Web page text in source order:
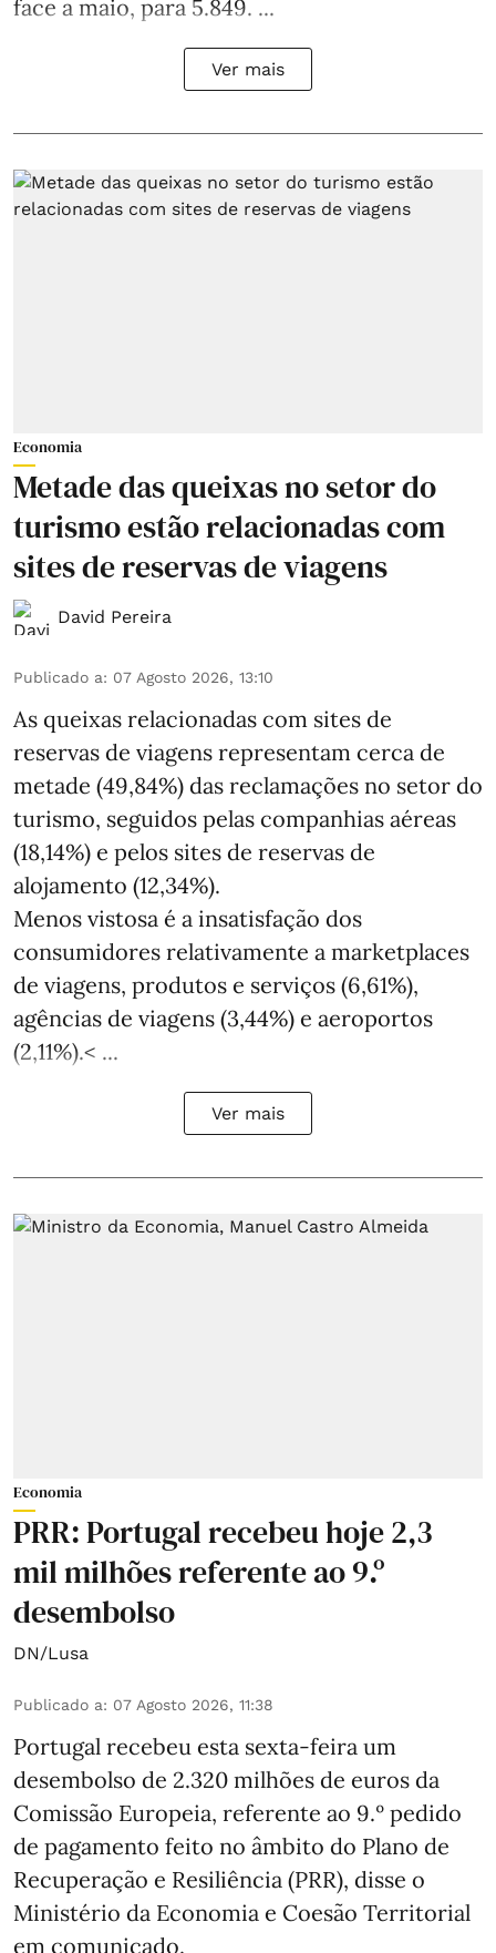
face a maio, para 5.849. ...
Ver mais
Economia
Metade das queixas no setor do
turismo estão relacionadas com
sites de reservas de viagens
David Pereira
Publicado a: 07 Agosto 2026, 13:10
As queixas relacionadas com sites de
reservas de viagens representam cerca de
metade (49,84%) das reclamações no setor do
turismo, seguidos pelas companhias aéreas
(18,14%) e pelos sites de reservas de
alojamento (12,34%).
Menos vistosa é a insatisfação dos
consumidores relativamente a marketplaces
de viagens, produtos e serviços (6,61%),
agências de viagens (3,44%) e aeroportos
(2,11%).< ...
Ver mais
Economia
PRR: Portugal recebeu hoje 2,3
mil milhões referente ao 9.º
desembolso
DN/Lusa
Publicado a: 07 Agosto 2026, 11:38
Portugal recebeu esta sexta-feira um
desembolso de 2.320 milhões de euros da
Comissão Europeia, referente ao 9.º pedido
de pagamento feito no âmbito do Plano de
Recuperação e Resiliência (PRR), disse o
Ministério da Economia e Coesão Territorial
em comunicado.